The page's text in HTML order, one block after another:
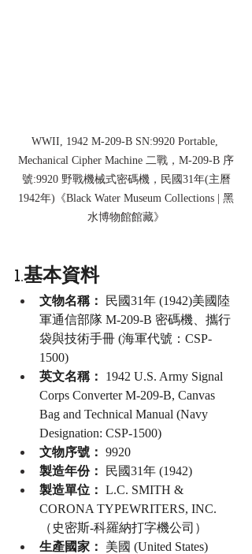
WWII, 1942 M-209-B SN:9920 Portable,
Mechanical Cipher Machine 二戰，M-209-B 序
號:9920 野戰機械式密碼機，民國31年(主曆
1942年)《Black Water Museum Collections | 黑
水博物館館藏》
1.基本資料
文物名稱：
民國31年 (1942)美國陸
軍通信部隊 M-209-B 密碼機、攜行
袋與技術手冊 (海軍代號：CSP-
1500)
英文名稱：
1942 U.S. Army Signal
Corps Converter M-209-B, Canvas
Bag and Technical Manual (Navy
Designation: CSP-1500)
文物序號： 9920
製造年份：
民國31年 (1942)
製造單位： L.C. SMITH &
CORONA TYPEWRITERS, INC.
（史密斯-科羅納打字機公司）
生產國家：
美國 (United States)